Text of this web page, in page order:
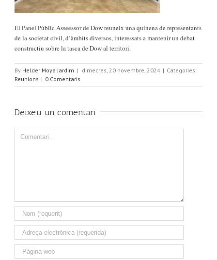
El Panel Públic Asseessor de Dow reuneix una quinena de representants
de la societat civil, d’àmbits diversos, interessats a mantenir un debat
constructiu sobre la tasca de Dow al territori.
By Helder Moya Jardim | dimecres, 20 novembre, 2024 | Categories:
Reunions | 0 Comentaris
Deixeu un comentari
Comment